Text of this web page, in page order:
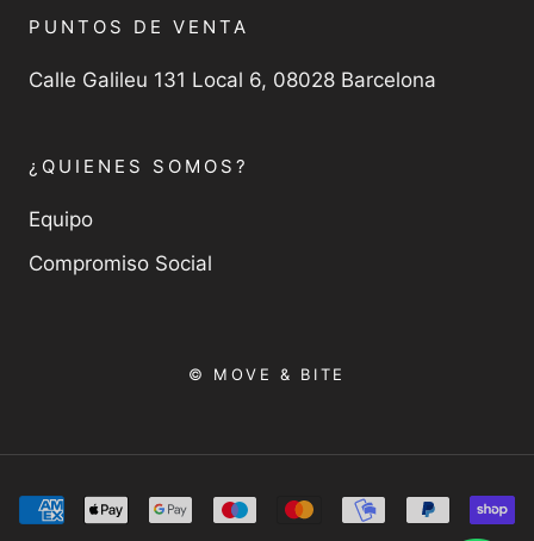
PUNTOS DE VENTA
Calle Galileu 131 Local 6, 08028 Barcelona
¿QUIENES SOMOS?
Equipo
Compromiso Social
© MOVE & BITE